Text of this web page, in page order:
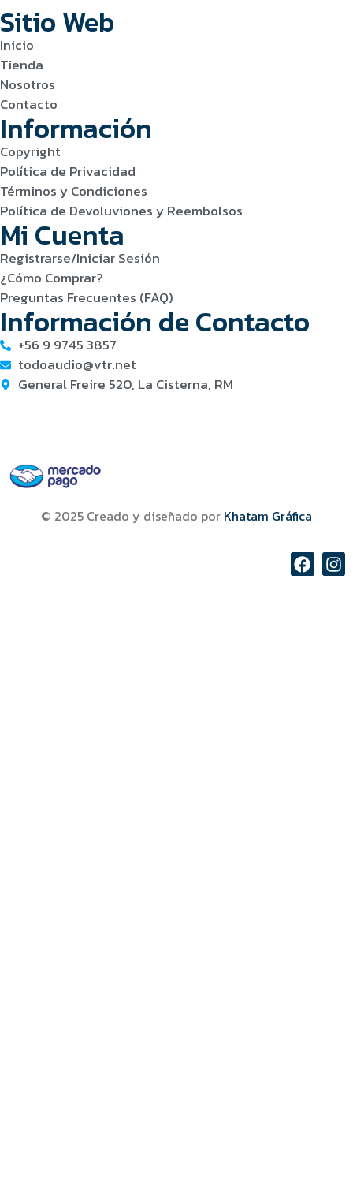
Sitio Web
Inicio
Tienda
Nosotros
Contacto
Información
Copyright
Política de Privacidad
Términos y Condiciones
Política de Devoluviones y Reembolsos
Mi Cuenta
Registrarse/Iniciar Sesión
¿Cómo Comprar?
Preguntas Frecuentes (FAQ)
Información de Contacto
+56 9 9745 3857
todoaudio@vtr.net
General Freire 520, La Cisterna, RM
© 2025 Creado y diseñado por Khatam Gráfica